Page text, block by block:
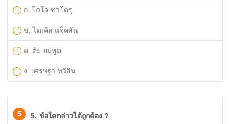
ก. โกโจ ซาโตรุ
ข. ไมเคิล แจ็คสัน
ค. ต้ะ ยมทูต
ง. เศรษฐา ทวีสิน
5 5. ข้อใดกล่าวได้ถูกต้อง ?